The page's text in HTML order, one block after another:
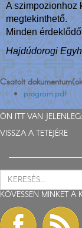
A szimpozionhoz
megtekinthető.
Minden
Hajdúdorogi
Csatolt
program.pdf
ÖN ITT VAN JELENLEG:
VISSZA A TETEJÉRE
KÖVESSEN MINKET A